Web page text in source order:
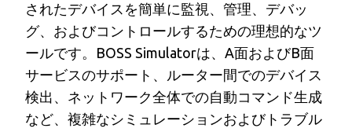
されたデバイスを簡単に監視、管理、デバッ
グ、およびコントロールするための理想的なツ
ールです。BOSS Simulatorは、A面およびB面
サービスのサポート、ルーター間でのデバイス
検出、ネットワーク全体での自動コマンド生成
など、複雑なシミュレーションおよびトラブル